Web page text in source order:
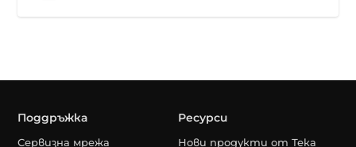
Поддръжка
Сервизна мрежа
Ресурси
Нови продукти от Тека